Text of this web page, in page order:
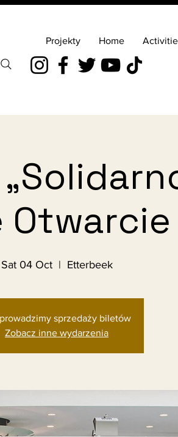
Projekty Home
Sat 04 Oct
  |
Etterbeek
sprzedaży biletów
Zobacz inne wydarzenia